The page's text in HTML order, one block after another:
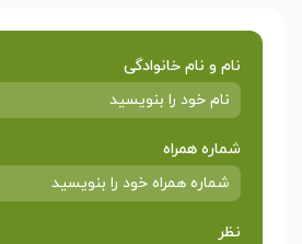
نام و نام خانوادگی
شماره همراه
نظر